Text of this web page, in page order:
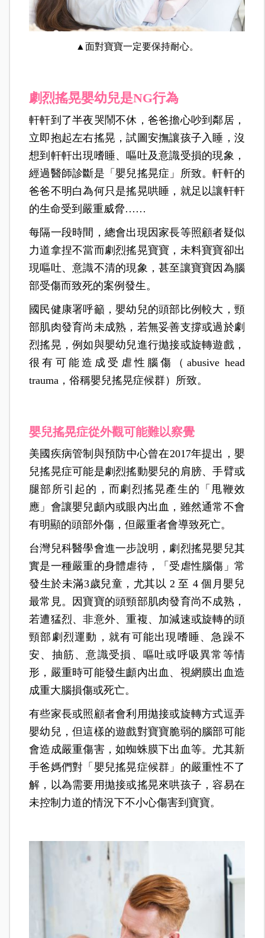
▲面對寶寶一定要保持耐心。
劇烈搖晃嬰幼兒是NG行為
軒軒到了半夜哭鬧不休，爸爸擔心吵到鄰居，
立即抱起左右搖晃，試圖安撫讓孩子入睡，沒
想到軒軒出現嗜睡、嘔吐及意識受損的現象，
經過醫師診斷是「嬰兒搖晃症」所致。軒軒的
爸爸不明白為何只是搖晃哄睡，就足以讓軒軒
的生命受到嚴重威脅……
每隔一段時間，總會出現因家長等照顧者疑似
力道拿捏不當而劇烈搖晃寶寶，未料寶寶卻出
現嘔吐、意識不清的現象，甚至讓寶寶因為腦
部受傷而致死的案例發生。
國民健康署呼籲，嬰幼兒的頭部比例較大，頸
部肌肉發育尚未成熟，若無妥善支撐或過於劇
烈搖晃，例如與嬰幼兒進行拋接或旋轉遊戲，
很有可能造成受虐性腦傷（abusive head
trauma，俗稱嬰兒搖晃症候群）所致。
嬰兒搖晃症從外觀可能難以察覺
美國疾病管制與預防中心曾在2017年提出，嬰
兒搖晃症可能是劇烈搖動嬰兒的肩膀、手臂或
腿部所引起的，而劇烈搖晃產生的「甩鞭效
應」會讓嬰兒顱內或眼內出血，雖然通常不會
有明顯的頭部外傷，但嚴重者會導致死亡。
台灣兒科醫學會進一步說明，劇烈搖晃嬰兒其
實是一種嚴重的身體虐待，「受虐性腦傷」常
發生於未滿3歲兒童，尤其以 2 至 4 個月嬰兒
最常見。因寶寶的頭頸部肌肉發育尚不成熟，
若遭猛烈、非意外、重複、加減速或旋轉的頭
頸部劇烈運動，就有可能出現嗜睡、急躁不
安、抽筋、意識受損、嘔吐或呼吸異常等情
形，嚴重時可能發生顱內出血、視網膜出血造
成重大腦損傷或死亡。
有些家長或照顧者會利用拋接或旋轉方式逗弄
嬰幼兒，但這樣的遊戲對寶寶脆弱的腦部可能
會造成嚴重傷害，如蜘蛛膜下出血等。尤其新
手爸媽們對「嬰兒搖晃症候群」的嚴重性不了
解，以為需要用拋接或搖晃來哄孩子，容易在
未控制力道的情況下不小心傷害到寶寶。